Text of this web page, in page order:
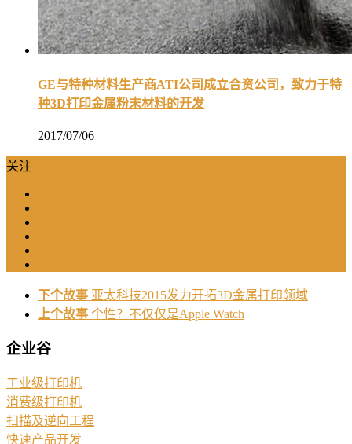
GE与特种材料生产商ATI公司成立合资公司，致力于特
种3D打印金属粉末材料的开发
2017/07/06
关注
下个故事 亚太科技2015发力开拓3D金属打印领域
上个故事 个性？不仅仅是Apple Watch
企业谷
工业级打印机
消费级打印机
扫描及逆向工程
快速产品开发